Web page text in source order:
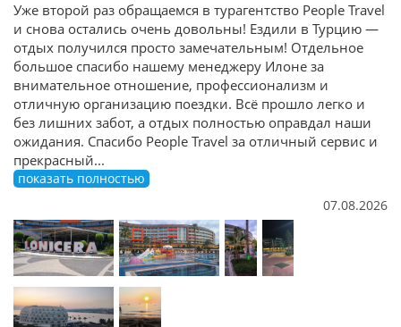
Уже второй раз обращаемся в турагентство People Travel
и снова остались очень довольны! Ездили в Турцию —
отдых получился просто замечательным! Отдельное
большое спасибо нашему менеджеру Илоне за
внимательное отношение, профессионализм и
отличную организацию поездки. Всё прошло легко и
без лишних забот, а отдых полностью оправдал наши
ожидания. Спасибо People Travel за отличный сервис и
прекрасный...
показать полностью
07.08.2026